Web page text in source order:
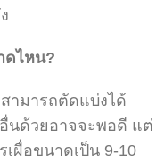
ดไหน?
ามารถตัดแบ่งได้
นด้วยอาจจะพอดี แต่
เผื่อขนาดเป็น 9-10